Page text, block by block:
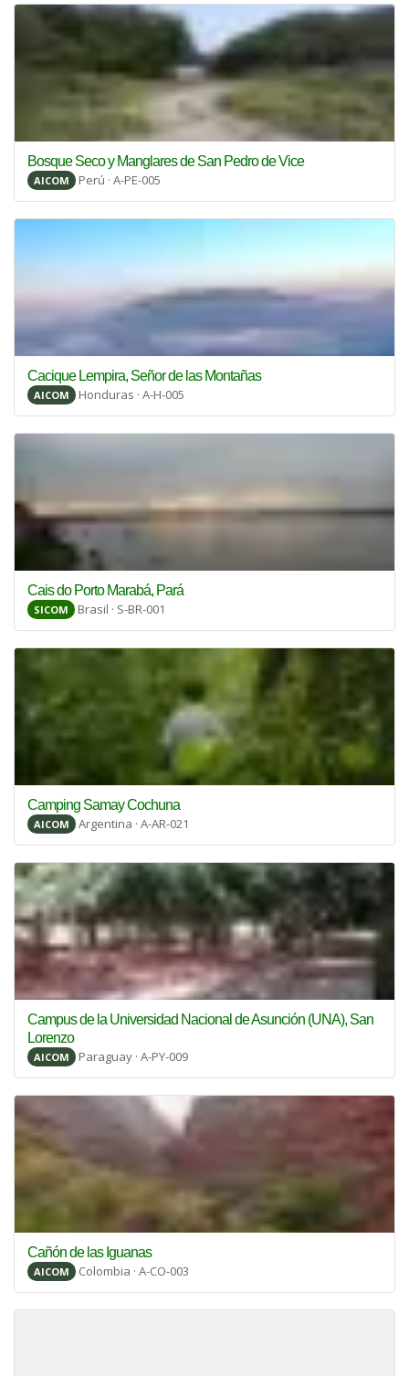
Bosque Seco y Manglares de San Pedro de Vice
AICOM Perú · A-PE-005
Cacique Lempira, Señor de las Montañas
AICOM Honduras · A-H-005
Cais do Porto Marabá, Pará
SICOM Brasil · S-BR-001
Camping Samay Cochuna
AICOM Argentina · A-AR-021
Campus de la Universidad Nacional de Asunción (UNA), San
Lorenzo
AICOM Paraguay · A-PY-009
Cañón de las Iguanas
AICOM Colombia · A-CO-003